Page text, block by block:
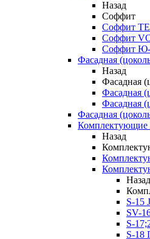
Назад
Соффит
Соффит
Соффит
Соффит
Фасадная
Назад
Фасадная
Фасадная
Фасадная
Фасадная
Комплектующие
Назад
Назад
S-
SV-
S-
S-